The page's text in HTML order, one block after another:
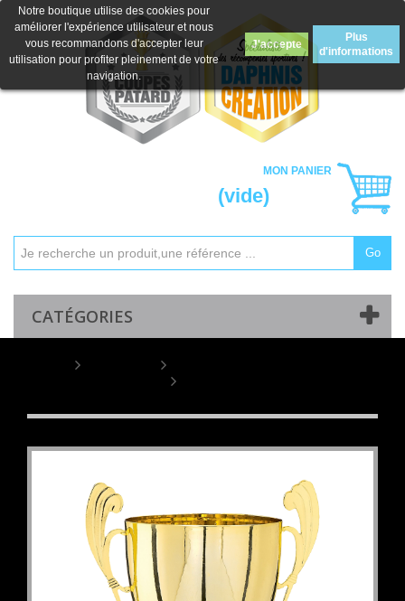
MON PANIER
(vide)
Go
CATÉGORIES
Notre boutique utilise des cookies pour
améliorer l'expérience utilisateur et nous
vous recommandons d'accepter leur
utilisation pour profiter pleinement de votre
navigation.
J'accepte
Plus
d'informations